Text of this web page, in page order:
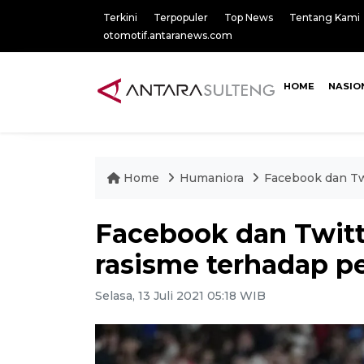
Terkini Terpopuler Top News
Tentang Kami
otomotif.antaranews.com
HOME
Home Humaniora Facebook dan
Facebook dan
rasisme terhadap
Selasa, 13 Juli 2021 05:18 WIB